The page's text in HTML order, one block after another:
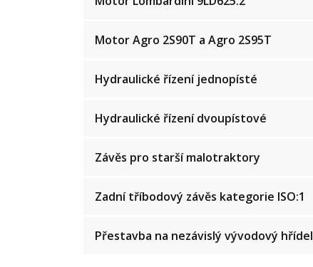
Motor Agro 2S90T a Agro 2S95T
Hydraulické řízení jednopísté
Hydraulické řízení dvoupístové
Závěs pro starší malotraktory
Zadní tříbodový závěs kategorie ISO:1
Přestavba na nezávislý vývodový hřídel